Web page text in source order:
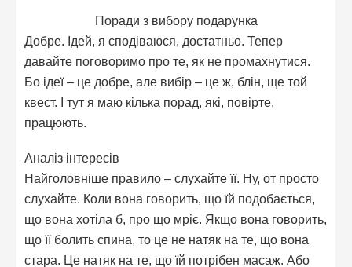
Поради з вибору подарунка
Добре. Ідей, я сподіваюся, достатньо. Тепер
давайте поговоримо про те, як не промахнутися.
Бо ідеї – це добре, але вибір – це ж, блін, ще той
квест. І тут я маю кілька порад, які, повірте,
працюють.
Аналіз інтересів
Найголовніше правило – слухайте її. Ну, от просто
слухайте. Коли вона говорить, що їй подобається,
що вона хотіла б, про що мріє. Якщо вона говорить,
що її болить спина, то це не натяк на те, що вона
стара. Це натяк на те, що їй потрібен масаж. Або